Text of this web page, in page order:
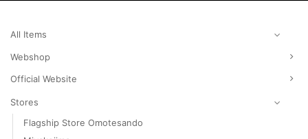
All Items
Webshop
Official Website
Stores
Flagship Store Omotesando